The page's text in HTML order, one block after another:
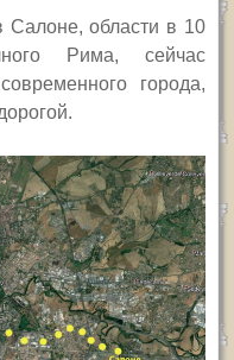
Салоне, области в 10
Рима, сейчас
города,